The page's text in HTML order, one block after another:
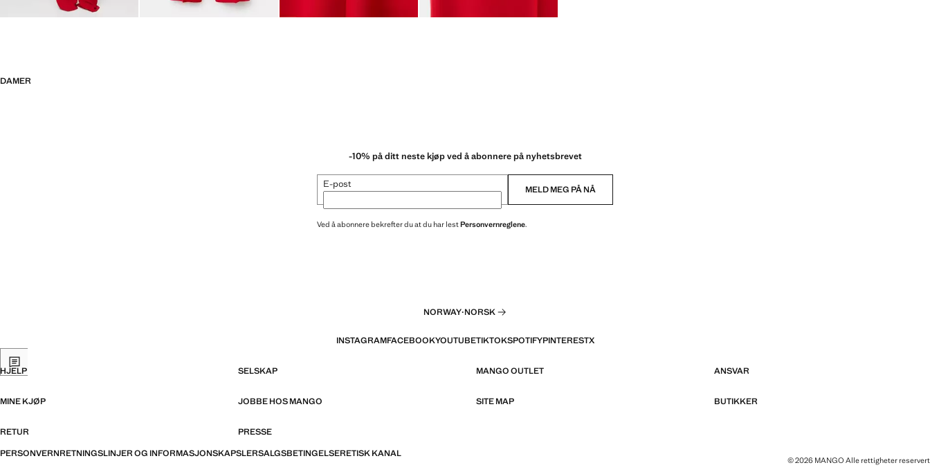
DAMER
-10% på ditt neste kjøp ved å abonnere på nyhetsbrevet
E-post MELD MEG PÅ NÅ
Ved å abonnere bekrefter du at du har lestPersonvernreglene.
NORWAY·NORSK
INSTAGRAMFACEBOOKYOUTUBETIKTOKSPOTIFYPINTERESTX
HJELP SELSKAP MANGO OUTLET ANSVAR
MINE KJØP JOBBE HOS MANGO SITE MAP BUTIKKER
RETUR
PRESSE
PERSONVERNRETNINGSLINJER OG INFORMASJONSKAPSLERSALGSBETINGELSERETISK KANAL
© 2026 MANGO Alle rettigheter reservert